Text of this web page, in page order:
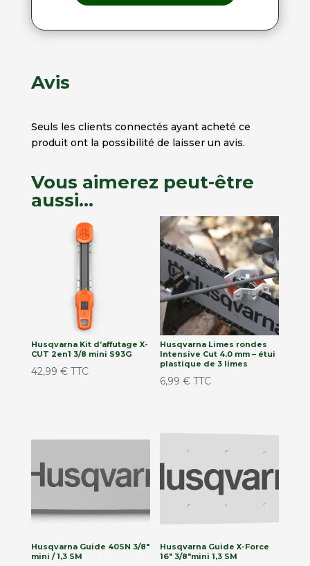
Avis
Seuls les clients connectés ayant acheté ce
produit ont la possibilité de laisser un avis.
Vous aimerez peut-être
aussi…
Husqvarna Kit d’affutage X-
CUT 2en1 3/8 mini S93G
42,99 € TTC
Husqvarna Limes rondes
Intensive Cut 4.0 mm – étui
plastique de 3 limes
6,99€ TTC
Husqvarna Guide 40SN 3/8″
mini / 1,3 SM
Husqvarna Guide X-Force
16″ 3/8″mini 1,3 SM